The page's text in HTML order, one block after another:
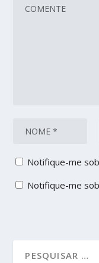
Notifique-me
Notifique-me